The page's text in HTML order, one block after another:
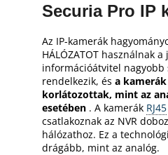
Securia Pro IP
Az IP-kamerák
HÁLÓZATOT használnak
információátvitel nagyobb
rendelkezik, és a
korlátozottak, mint az
esetében . A kamerák RJ45
csatlakoznak az NVR
hálózathoz. Ez a
drágább, mint az analóg.